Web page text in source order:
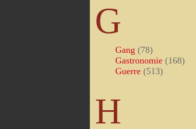
G
Gang (78)
Gastronomie (168)
Guerre (513)
H